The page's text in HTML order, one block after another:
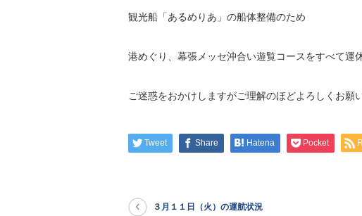
観光船「あるめりあ」の船体整備のため
港めぐり、幕張メッセ沖合い遊覧コースをすべて運
ご迷惑をおかけしますがご理解のほどよろしくお願
Tweet Share Hatena Pocket
３月１１日（火）の運航状況